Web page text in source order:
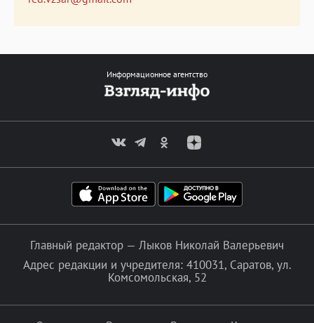
Информационное агентство
Главный редактор — Лыков Николай Валерьевич
Адрес редакции и учредителя: 410031, Саратов, ул.
Комсомольская, 52